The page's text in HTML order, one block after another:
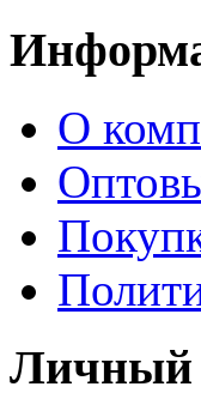
О
Личный